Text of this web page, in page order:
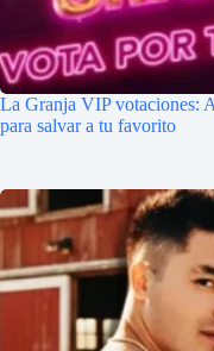
La Granja VIP votaciones:
para salvar a tu favorito